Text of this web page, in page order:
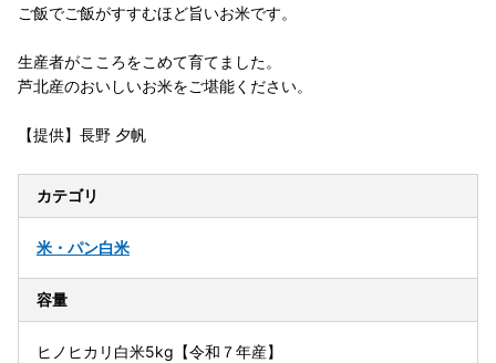
ご飯でご飯がすすむほど旨いお米です。
生産者がこころをこめて育てました。
芦北産のおいしいお米をご堪能ください。
【提供】長野 夕帆
カテゴリ
米・パン白米
容量
ヒノヒカリ白米5kg【令和７年産】